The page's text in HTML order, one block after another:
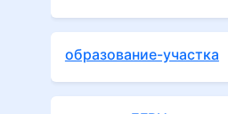
образование-участка